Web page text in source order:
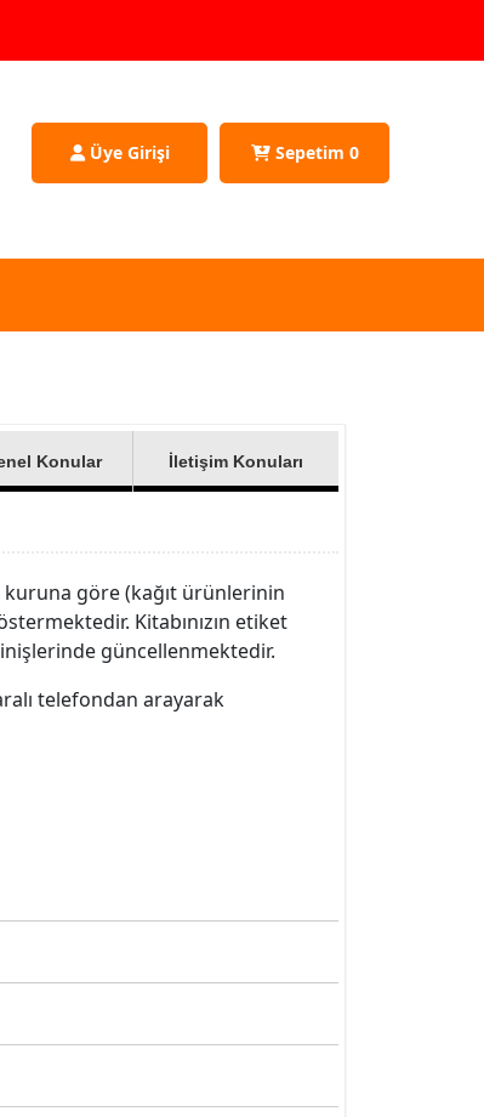
Üye Girişi Sepetim 0
Konular İletişim Konuları
kuruna göre (kağıt ürünlerinin
Kitabınızın etiket
inişlerinde güncellenmektedir.
telefondan arayarak